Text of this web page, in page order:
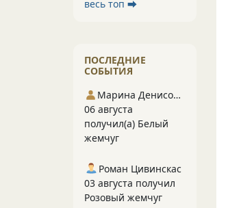
весь топ ⮕
ПОСЛЕДНИЕ
СОБЫТИЯ
Марина Денисова 5
06 августа
получил(а) Белый
жемчуг
Роман Цивинскас
03 августа получил
Розовый жемчуг